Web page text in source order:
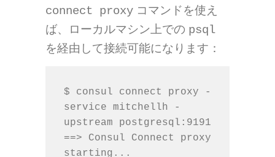
connect proxy コマンドを使え
ば、ローカルマシン上での psql
を経由して接続可能になります：
$ consul connect proxy -
service mitchellh -
upstream postgresql:9191
==> Consul Connect proxy
starting...